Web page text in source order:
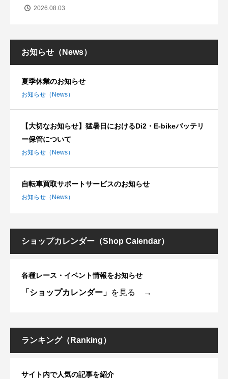
2026.08.03
お知らせ（News）
夏季休業のお知らせ
お知らせ（News）
【大切なお知らせ】猛暑日におけるDi2・E-bikeバッテリ
ー保管について
お知らせ（News）
自転車買取サポートサービスのお知らせ
お知らせ（News）
ショップカレンダー（Shop Calendar）
各種レース・イベント情報をお知らせ
「ショップカレンダー」 を見る →
ランキング（Ranking）
サイト内で人気の記事を紹介